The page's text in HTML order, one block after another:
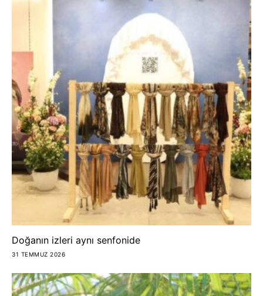
Doğanın izleri aynı senfonide
31 TEMMUZ 2026